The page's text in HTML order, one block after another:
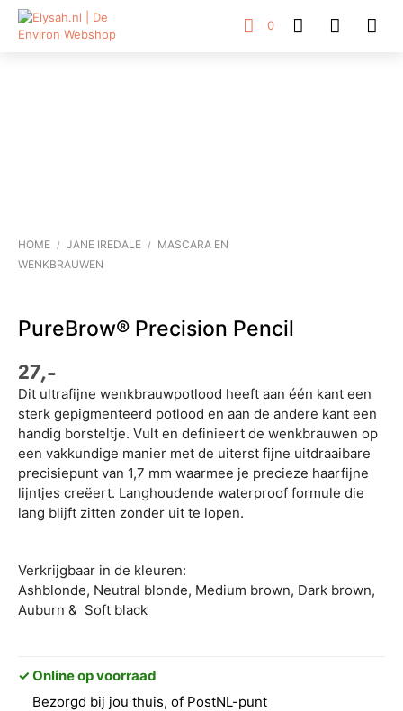
0
HOME / JANE IREDALE /
MASCARA EN
WENKBRAUWEN
PureBrow® Precision Pencil
27,-
Dit ultrafijne wenkbrauwpotlood heeft aan één kant een
sterk gepigmenteerd potlood en aan de andere kant een
handig borsteltje. Vult en definieert de wenkbrauwen op
een vakkundige manier met de uiterst fijne uitdraaibare
precisiepunt van 1,7 mm waarmee je precieze haarfijne
lijntjes creëert. Langhoudende waterproof formule die
lang blijft zitten zonder uit te lopen.
Verkrijgbaar in de kleuren:
Ashblonde, Neutral blonde, Medium brown, Dark brown,
Auburn & Soft black
✓ Online op voorraad
Bezorgd bij jou thuis, of PostNL-punt